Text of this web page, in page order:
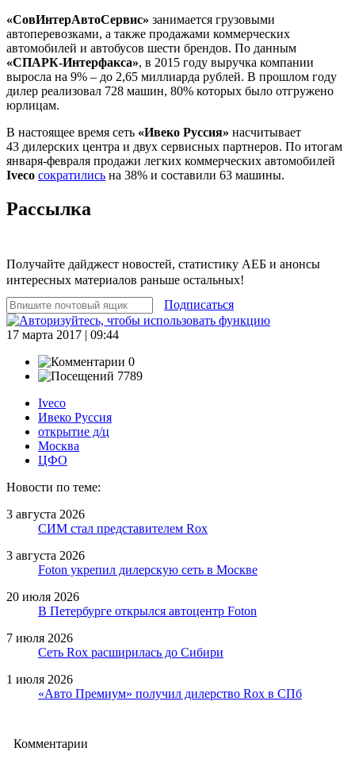
«СовИнтерАвтоСервис» занимается грузовыми
автоперевозками, а также продажами коммерческих
автомобилей и автобусов шести брендов. По данным
«СПАРК-Интерфакса», в 2015 году выручка компании
выросла на 9% – до 2,65 миллиарда рублей. В прошлом году
дилер реализовал 728 машин, 80% которых было отгружено
юрлицам.
В настоящее время сеть «Ивеко Руссия» насчитывает
43 дилерских центра и двух сервисных партнеров. По итогам
января-февраля продажи легких коммерческих автомобилей
Iveco сократились на 38% и составили 63 машины.
Рассылка
Получайте дайджест новостей, статистику АЕБ и анонсы
интересных материалов раньше остальных!
Подписаться
17 марта 2017 | 09:44
0
7789
Iveco
Ивеко Руссия
открытие д/ц
Москва
ЦФО
Новости по теме:
3 августа 2026
СИМ стал представителем Rox
3 августа 2026
Foton укрепил дилерскую сеть в Москве
20 июля 2026
В Петербурге открылся автоцентр Foton
7 июля 2026
Сеть Rox расширилась до Сибири
1 июля 2026
«Авто Премиум» получил дилерство Rox в СПб
Комментарии